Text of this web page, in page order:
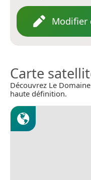
Modifier
Carte
Découvrez Le
haute définition.